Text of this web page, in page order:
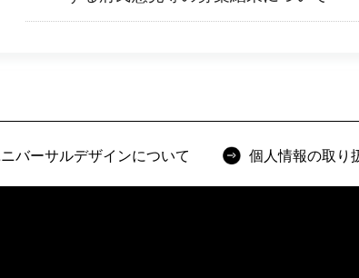
バーサルデザインについて 個人情報の取り